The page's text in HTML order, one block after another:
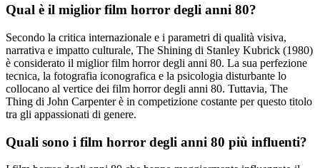
Qual è il miglior film horror degli anni 80?
Secondo la critica internazionale e i parametri di qualità visiva,
narrativa e impatto culturale, The Shining di Stanley Kubrick (1980)
è considerato il miglior film horror degli anni 80. La sua perfezione
tecnica, la fotografia iconografica e la psicologia disturbante lo
collocano al vertice dei film horror degli anni 80. Tuttavia, The
Thing di John Carpenter è in competizione costante per questo titolo
tra gli appassionati di genere.
Quali sono i film horror degli anni 80 più influenti?